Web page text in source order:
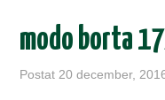
SUPPORTERKLUBBEN
modo borta
Postat 20 december,